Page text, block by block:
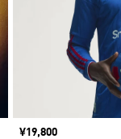
価格
¥19,800